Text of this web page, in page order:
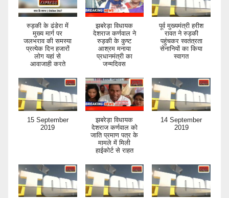
रुड़की के ढंडेरा में
मुख्य मार्ग पर
जलभराव की समस्या
प्रत्येक दिन हजारों
लोग यहां से
आवाजाही करते
झबरेड़ा विधायक
देशराज कर्णवाल ने
रुड़की के कुष्ट
आश्रम मनाया
प्रधानमंत्री का
जन्मदिवस
पूर्व मुख्यमंत्री हरीश
रावत ने रुड़की
पहुंचकर स्वतंत्रता
सेनानियों का किया
स्वागत
15 September
2019
झबरेड़ा विधायक
देशराज कर्णवाल को
जाति प्रमाण पत्र के
मामले में मिली
हाईकोर्ट से राहत
14 September
2019